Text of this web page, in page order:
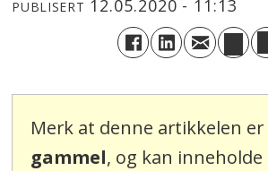
PUBLISERT 12.05.2020 - 11:13
Merk at denne artikkelen er
gammel, og kan